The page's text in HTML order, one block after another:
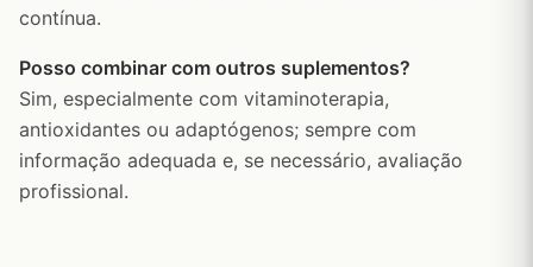
contínua.
Posso combinar com outros suplementos?
Sim, especialmente com vitaminoterapia,
antioxidantes ou adaptógenos; sempre com
informação adequada e, se necessário, avaliação
profissional.